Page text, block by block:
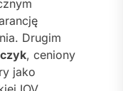
Drugim
, ceniony
jako